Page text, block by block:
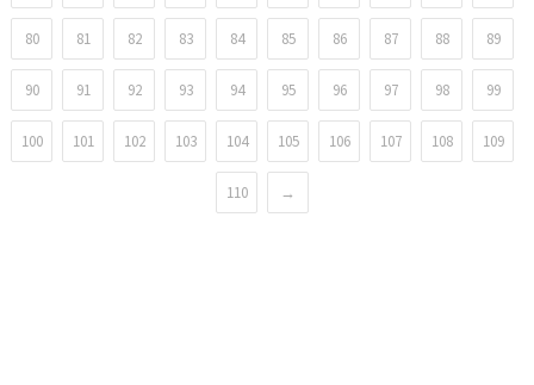
80 81 82 83 84 85 86 87 88 89
90 91 92 93 94 95 96 97 98 99
100 101 102 103 104 105 106 107 108 109
110 →